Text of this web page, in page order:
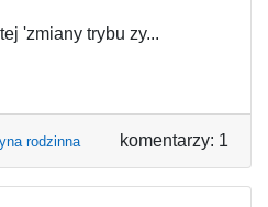
'zmiany trybu zy...
rodzinna komentarzy: 1